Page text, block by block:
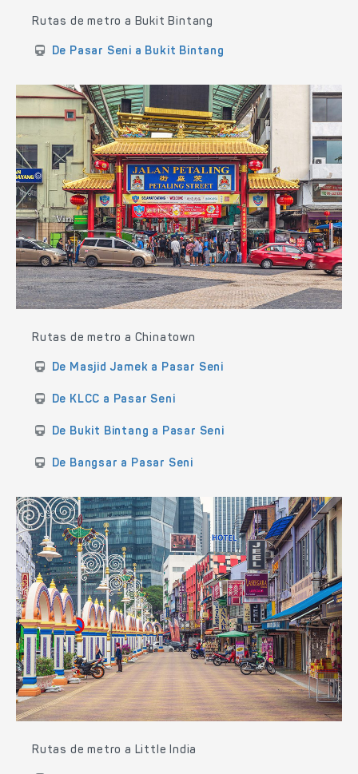
Rutas de metro a Bukit Bintang
De Pasar Seni a Bukit Bintang
Rutas de metro a Chinatown
De Masjid Jamek a Pasar Seni
De KLCC a Pasar Seni
De Bukit Bintang a Pasar Seni
De Bangsar a Pasar Seni
Rutas de metro a Little India